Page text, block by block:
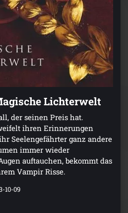
Lichterwelt
der seinen Preis hat.
ihren Erinnerungen
Seelengefährter ganz andere
immer wieder
auftauchen, bekommt das
Vampir Risse.
10-09